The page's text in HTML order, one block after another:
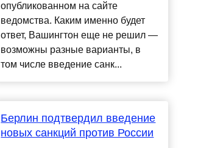
опубликованном на сайте
ведомства. Каким именно будет
ответ, Вашингтон еще не решил —
возможны разные варианты, в
том числе введение санк...
Берлин подтвердил введение
новых санкций против России